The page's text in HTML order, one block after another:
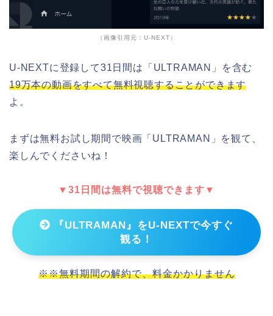
（画像引用元：U-NEXT）
U-NEXTに登録して31日間は「ULTRAMAN」を含む
19万本の動画をすべて無料視聴することができます
よ。
まずは無料お試し期間で映画「ULTRAMAN」を観て、
楽しんでくださいね！
▼31日間は無料で視聴できます▼
『ULTRAMAN』をU-NEXTで今すぐ
観る！
※※無料期間の解約で、料金かかりません